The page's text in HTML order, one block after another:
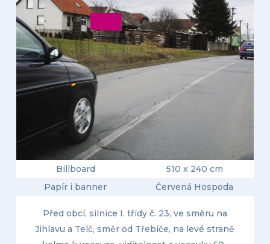
Billboard
510 x 240 cm
Papír i banner
Červená Hospoda
Před obcí, silnice I. třídy č. 23, ve směru na
Jihlavu a Telč, směr od Třebíče, na levé straně